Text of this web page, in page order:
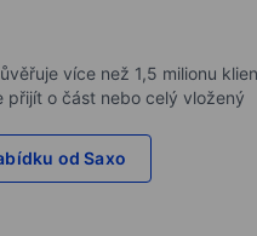
více než 1,5 milionu
přijít o část nebo celý vložený
od Saxo